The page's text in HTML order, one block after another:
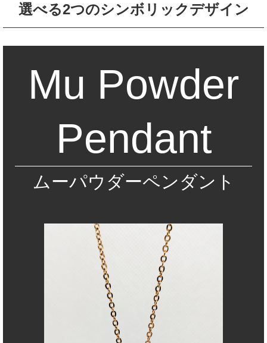
選べる2つのシンボリックデザイン
Mu Powder
Pendant
ムーパウダーペンダント